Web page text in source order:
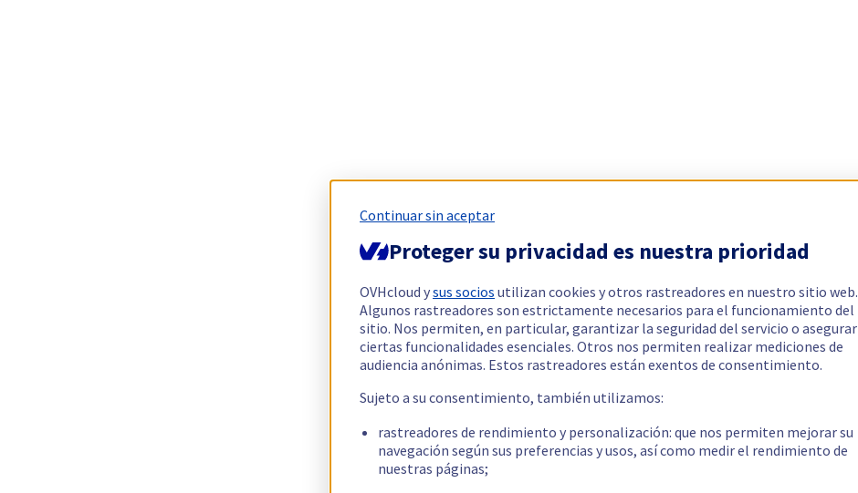
Continuar sin aceptar
Proteger su privacidad es nuestra prioridad
OVHcloud ysus socios utilizan cookies y otros rastreadores en nuestro sitio web.
Algunos rastreadores son estrictamente necesarios para el funcionamiento del
sitio. Nos permiten, en particular, garantizar la seguridad del servicio o asegurar
ciertas funcionalidades esenciales. Otros nos permiten realizar mediciones de
audiencia anónimas. Estos rastreadores están exentos de consentimiento.
Sujeto a su consentimiento, también utilizamos:
rastreadores de rendimiento y personalización: que nos permiten mejorar su
navegación según sus preferencias y usos, así como medir el rendimiento de
nuestras páginas;